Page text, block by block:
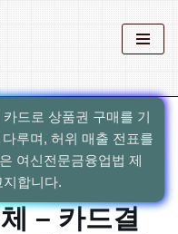
드로 상품권 구매를 기
루며, 허위 매출 전표를
여신전문금융업법 제
합니다.
– 카드결